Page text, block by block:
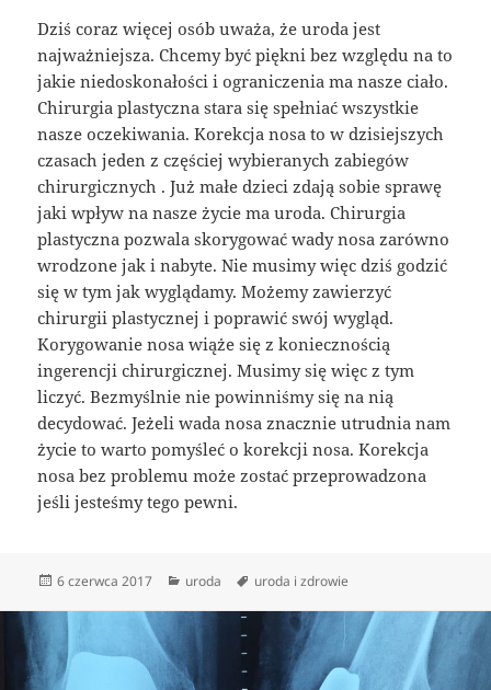
Dziś coraz więcej osób uważa, że uroda jest
najważniejsza. Chcemy być piękni bez względu na to
jakie niedoskonałości i ograniczenia ma nasze ciało.
Chirurgia plastyczna stara się spełniać wszystkie
nasze oczekiwania. Korekcja nosa to w dzisiejszych
czasach jeden z częściej wybieranych zabiegów
chirurgicznych . Już małe dzieci zdają sobie sprawę
jaki wpływ na nasze życie ma uroda. Chirurgia
plastyczna pozwala skorygować wady nosa zarówno
wrodzone jak i nabyte. Nie musimy więc dziś godzić
się w tym jak wyglądamy. Możemy zawierzyć
chirurgii plastycznej i poprawić swój wygląd.
Korygowanie nosa wiąże się z koniecznością
ingerencji chirurgicznej. Musimy się więc z tym
liczyć. Bezmyślnie nie powinniśmy się na nią
decydować. Jeżeli wada nosa znacznie utrudnia nam
życie to warto pomyśleć o korekcji nosa. Korekcja
nosa bez problemu może zostać przeprowadzona
jeśli jesteśmy tego pewni.
Data
6 czerwca 2017 Kategorie
uroda Tagi
uroda i zdrowie